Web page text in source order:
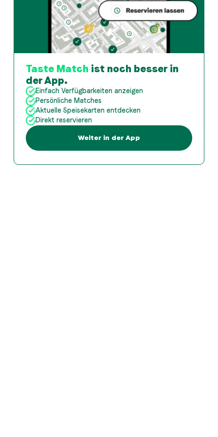
Taste Match ist noch besser in
der App.
Einfach Verfügbarkeiten anzeigen
Persönliche Matches
Aktuelle Speisekarten entdecken
Direkt reservieren
Weiter in der App